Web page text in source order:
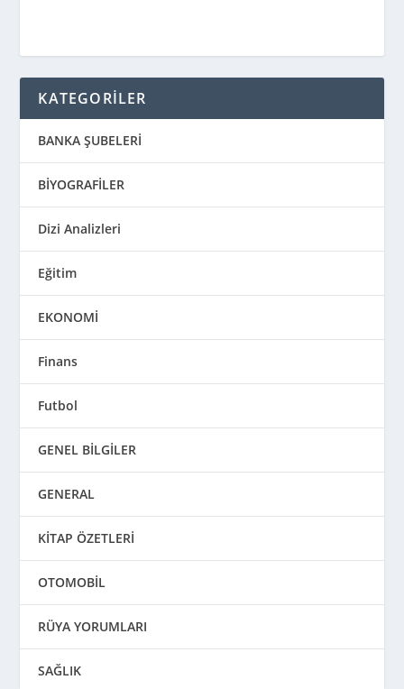
KATEGORİLER
BANKA ŞUBELERİ
BİYOGRAFİLER
Dizi Analizleri
Eğitim
EKONOMİ
Finans
Futbol
GENEL BİLGİLER
GENERAL
KİTAP ÖZETLERİ
OTOMOBİL
RÜYA YORUMLARI
SAĞLIK